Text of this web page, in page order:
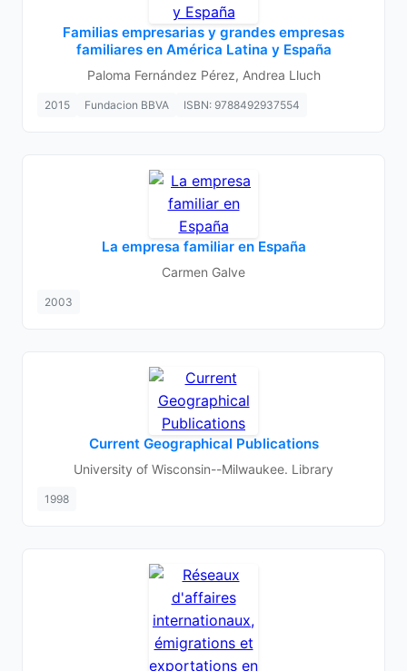
Familias empresarias y grandes empresas
familiares en América Latina y España
Paloma Fernández Pérez, Andrea Lluch
2015 Fundacion BBVA ISBN: 9788492937554
La empresa familiar en España
Carmen Galve
2003
Current Geographical Publications
University of Wisconsin--Milwaukee. Library
1998